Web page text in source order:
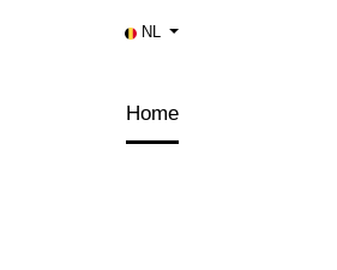
NL
Home